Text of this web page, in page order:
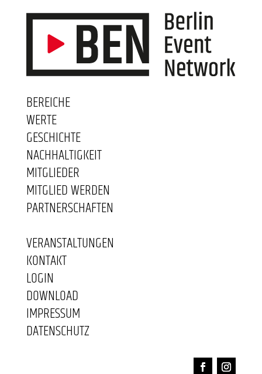
BEREICHE
WERTE
GESCHICHTE
NACHHALTIGKEIT
MITGLIEDER
MITGLIED WERDEN
PARTNERSCHAFTEN
VERANSTALTUNGEN
KONTAKT
LOGIN
DOWNLOAD
IMPRESSUM
DATENSCHUTZ